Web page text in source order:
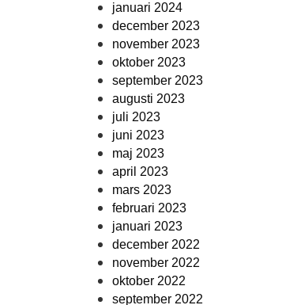
januari 2024
december 2023
november 2023
oktober 2023
september 2023
augusti 2023
juli 2023
juni 2023
maj 2023
april 2023
mars 2023
februari 2023
januari 2023
december 2022
november 2022
oktober 2022
september 2022